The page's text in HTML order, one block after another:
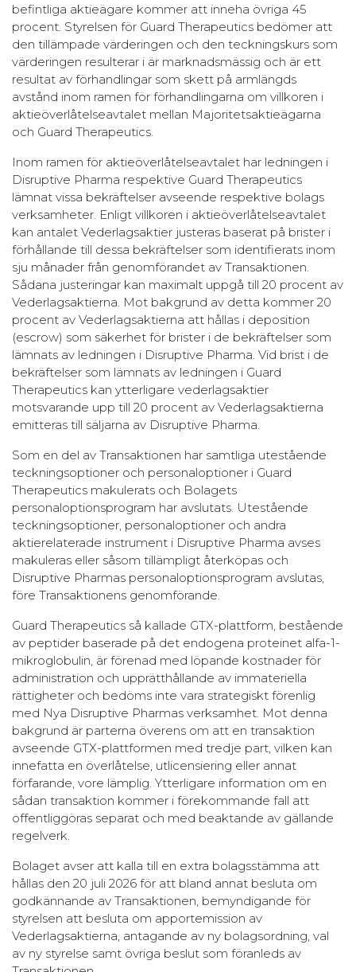
befintliga aktieägare kommer att inneha övriga 45
procent. Styrelsen för Guard Therapeutics bedömer att
den tillämpade värderingen och den teckningskurs som
värderingen resulterar i är marknadsmässig och är ett
resultat av förhandlingar som skett på armlängds
avstånd inom ramen för förhandlingarna om villkoren i
aktieöverlåtelseavtalet mellan Majoritetsaktieägarna
och Guard Therapeutics.
Inom ramen för aktieöverlåtelseavtalet har ledningen i
Disruptive Pharma respektive Guard Therapeutics
lämnat vissa bekräftelser avseende respektive bolags
verksamheter. Enligt villkoren i aktieöverlåtelseavtalet
kan antalet Vederlagsaktier justeras baserat på brister i
förhållande till dessa bekräftelser som identifierats inom
sju månader från genomförandet av Transaktionen.
Sådana justeringar kan maximalt uppgå till 20 procent av
Vederlagsaktierna. Mot bakgrund av detta kommer 20
procent av Vederlagsaktierna att hållas i deposition
(escrow) som säkerhet för brister i de bekräftelser som
lämnats av ledningen i Disruptive Pharma. Vid brist i de
bekräftelser som lämnats av ledningen i Guard
Therapeutics kan ytterligare vederlagsaktier
motsvarande upp till 20 procent av Vederlagsaktierna
emitteras till säljarna av Disruptive Pharma.
Som en del av Transaktionen har samtliga utestående
teckningsoptioner och personaloptioner i Guard
Therapeutics makulerats och Bolagets
personaloptionsprogram har avslutats. Utestående
teckningsoptioner, personaloptioner och andra
aktierelaterade instrument i Disruptive Pharma avses
makuleras eller såsom tillämpligt återköpas och
Disruptive Pharmas personaloptionsprogram avslutas,
före Transaktionens genomförande.
Guard Therapeutics så kallade GTX-plattform, bestående
av peptider baserade på det endogena proteinet alfa-1-
mikroglobulin, är förenad med löpande kostnader för
administration och upprätthållande av immateriella
rättigheter och bedöms inte vara strategiskt förenlig
med Nya Disruptive Pharmas verksamhet. Mot denna
bakgrund är parterna överens om att en transaktion
avseende GTX-plattformen med tredje part, vilken kan
innefatta en överlåtelse, utlicensiering eller annat
förfarande, vore lämplig. Ytterligare information om en
sådan transaktion kommer i förekommande fall att
offentliggöras separat och med beaktande av gällande
regelverk.
Bolaget avser att kalla till en extra bolagsstämma att
hållas den 20 juli 2026 för att bland annat besluta om
godkännande av Transaktionen, bemyndigande för
styrelsen att besluta om apportemission av
Vederlagsaktierna, antagande av ny bolagsordning, val
av ny styrelse samt övriga beslut som föranleds av